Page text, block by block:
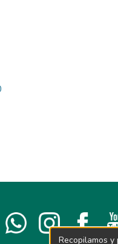
Recopilamos